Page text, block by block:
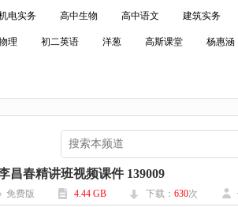
电实务 高中生物 高中语文 建筑实务
理 初二英语 洋葱 高斯课堂 杨惠涵
昌春精讲班视频课件 139009
免费版 4.44 GB 下载： 630次